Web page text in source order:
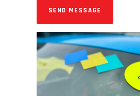
SEND MESSAGE